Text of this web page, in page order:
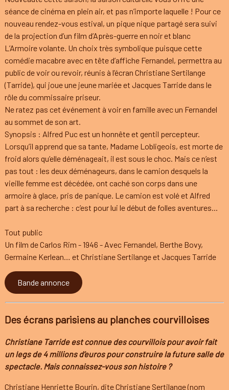
séance de cinéma en plein air, et pas n’importe laquelle ! Pour ce
nouveau rendez-vous estival, un pique nique partagé sera suivi
de la projection d’un film d’Après-guerre en noir et blanc
L’Armoire volante. Un choix très symbolique puisque cette
comédie macabre avec en tête d’affiche Fernandel, permettra au
public de voir ou revoir, réunis à l’écran Christiane Sertilange
(Tarride), qui joue une jeune mariée et Jacques Tarride dans le
rôle du commissaire priseur.
Ne ratez pas cet événement à voir en famille avec un Fernandel
au sommet de son art.
Synopsis : Alfred Puc est un honnête et gentil percepteur.
Lorsqu’il apprend que sa tante, Madame Lobligeois, est morte de
froid alors qu’elle déménageait, il est sous le choc. Mais ce n’est
pas tout : les deux déménageurs, dans le camion desquels la
vieille femme est décédée, ont caché son corps dans une
armoire à glace, pris de panique. Le camion est volé et Alfred
part à sa recherche : c’est pour lui le début de folles aventures...
Tout public
Un film de Carlos Rim - 1946 - Avec Fernandel, Berthe Bovy,
Germaine Kerlean… et Christiane Sertilange et Jacques Tarride
Bande annonce
Des écrans parisiens au planches courvilloises
Christiane Tarride est connue des courvillois pour avoir fait
un legs de 4 millions d’euros pour construire la future salle de
spectacle. Mais connaissez-vous son histoire ?
Christiane Henriette Bourin, dite Christiane Sertilange (nom